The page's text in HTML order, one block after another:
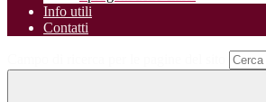
Info utili
Contatti